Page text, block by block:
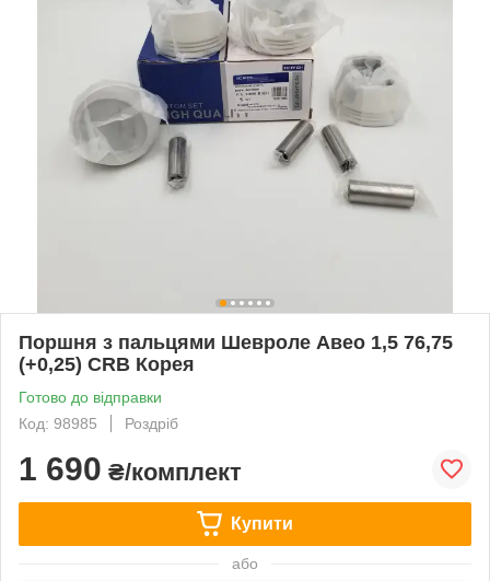
Поршня з пальцями Шевроле Авео 1,5 76,75
(+0,25) CRB Корея
Готово до відправки
Код: 98985
Роздріб
1 690 ₴/комплект
Купити
або